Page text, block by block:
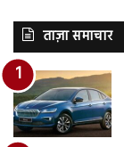
ताज़ा समाचार